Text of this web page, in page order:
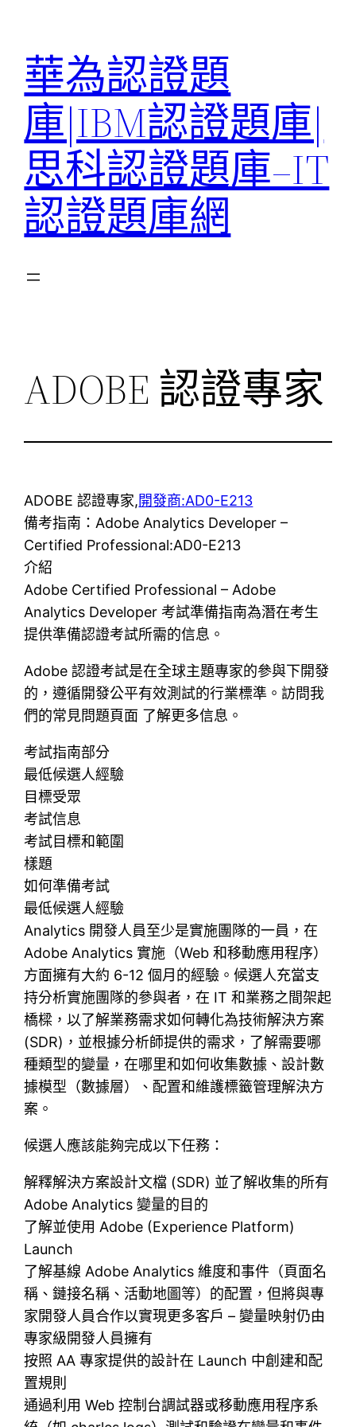
華為認證題
庫|IBM認證題庫|
思科認證題庫–IT
認證題庫網
ADOBE 認證專家
ADOBE 認證專家,開發商:AD0-E213
備考指南：Adobe Analytics Developer –
Certified Professional:AD0-E213
介紹
Adobe Certified Professional – Adob​​e
Analytics Developer 考試準備指南為潛在考生
提供準備認證考試所需的信息。
Adobe 認證考試是在全球主題專家的參與下開發
的，遵循開發公平有效測試的行業標準。訪問我
們的常見問題頁面 了解更多信息。
考試指南部分
最低候選人經驗
目標受眾
考試信息
考試目標和範圍
樣題
如何準備考試
最低候選人經驗
Analytics 開發人員至少是實施團隊的一員，在
Adob​​e Analytics 實施（Web 和移動應用程序）
方面擁有大約 6-12 個月的經驗。候選人充當支
持分析實施團隊的參與者，在 IT 和業務之間架起
橋樑，以了解業務需求如何轉化為技術解決方案
(SDR)，並根據分析師提供的需求，了解需要哪
種類型的變量，在哪里和如何收集數據、設計數
據模型（數據層）、配置和維護標籤管理解決方
案。
候選人應該能夠完成以下任務：
解釋解決方案設計文檔 (SDR) 並了解收集的所有
Adob​​e Analytics 變量的目的
了解並使用 Adob​​e (Experience Platform)
Launch
了解基線 Adob​​e Analytics 維度和事件（頁面名
稱、鏈接名稱、活動地圖等）的配置，但將與專
家開發人員合作以實現更多客戶 – 變量映射仍由
專家級開發人員擁有
按照 AA 專家提供的設計在 Launch 中創建和配
置規則
通過利用 Web 控制台調試器或移動應用程序系